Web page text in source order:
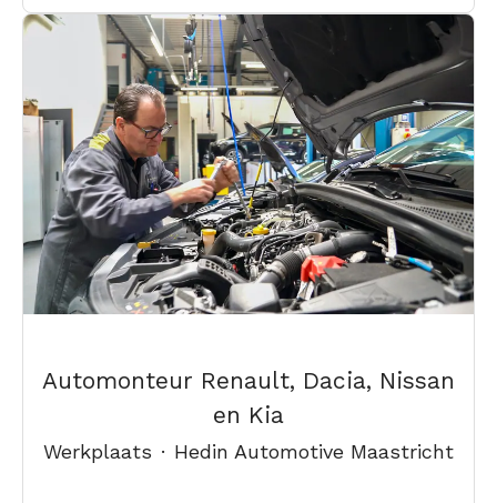
Automonteur Renault, Dacia, Nissan
en Kia
Werkplaats · Hedin Automotive Maastricht